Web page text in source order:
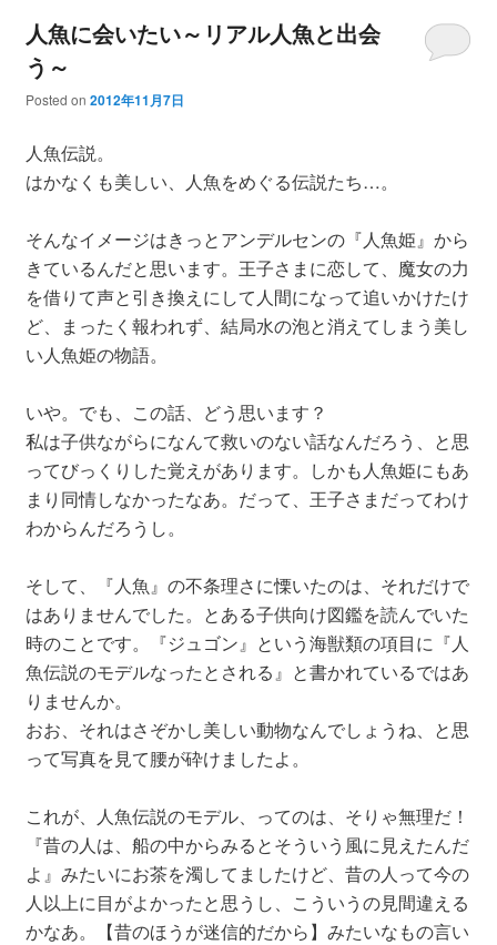
人魚に会いたい～リアル人魚と出会
う～
Posted on 2012年11月7日
人魚伝説。
はかなくも美しい、人魚をめぐる伝説たち…。
そんなイメージはきっとアンデルセンの『人魚姫』から
きているんだと思います。王子さまに恋して、魔女の力
を借りて声と引き換えにして人間になって追いかけたけ
ど、まったく報われず、結局水の泡と消えてしまう美し
い人魚姫の物語。
いや。でも、この話、どう思います？
私は子供ながらになんて救いのない話なんだろう、と思
ってびっくりした覚えがあります。しかも人魚姫にもあ
まり同情しなかったなあ。だって、王子さまだってわけ
わからんだろうし。
そして、『人魚』の不条理さに慄いたのは、それだけで
はありませんでした。とある子供向け図鑑を読んでいた
時のことです。『ジュゴン』という海獣類の項目に『人
魚伝説のモデルなったとされる』と書かれているではあ
りませんか。
おお、それはさぞかし美しい動物なんでしょうね、と思
って写真を見て腰が砕けましたよ。
これが、人魚伝説のモデル、ってのは、そりゃ無理だ！
『昔の人は、船の中からみるとそういう風に見えたんだ
よ』みたいにお茶を濁してましたけど、昔の人って今の
人以上に目がよかったと思うし、こういうの見間違える
かなあ。【昔のほうが迷信的だから】みたいなもの言い